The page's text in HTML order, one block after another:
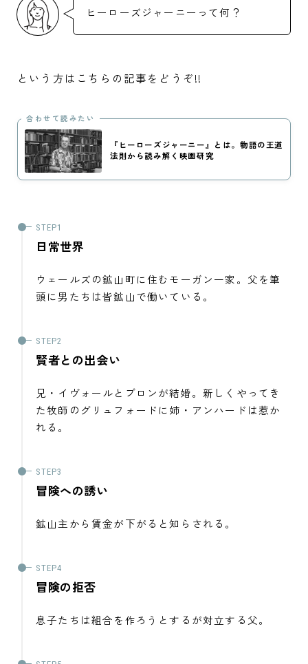
ヒーローズジャーニーって何？
という方はこちらの記事をどうぞ!!
合わせて読みたい
『ヒーローズジャーニー』とは。物語の王道
法則から読み解く映画研究
日常世界
ウェールズの鉱山町に住むモーガン一家。父を筆
頭に男たちは皆鉱山で働いている。
賢者との出会い
兄・イヴォールとブロンが結婚。新しくやってき
た牧師のグリュフォードに姉・アンハードは惹か
れる。
冒険への誘い
鉱山主から賃金が下がると知らされる。
冒険の拒否
息子たちは組合を作ろうとするが対立する父。